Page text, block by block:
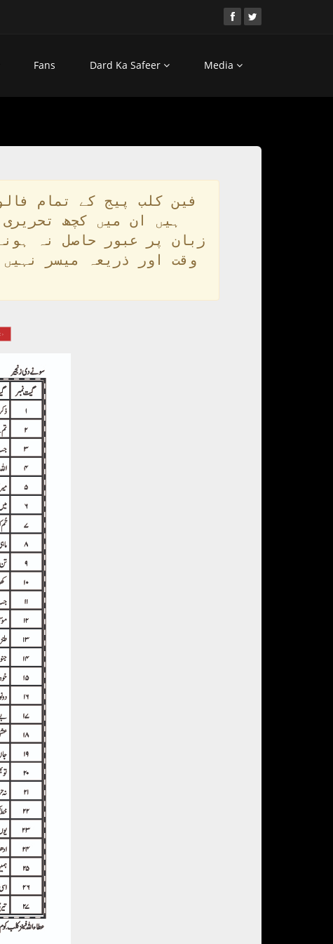
Fans Dard Ka Safeer Media
فین کلب پیج کے تمام
ہیں ان میں کچھ
زبان پر عبور حاصل نہ
وقت اور ذریعہ میسر
›